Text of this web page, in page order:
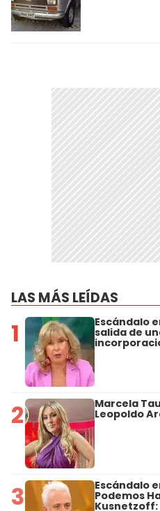
LAS MÁS LEÍDAS
1 Escándalo
salida de
2 Marcela
Leopoldo
3 Escándalo
Podemos
Kusnetzoff: